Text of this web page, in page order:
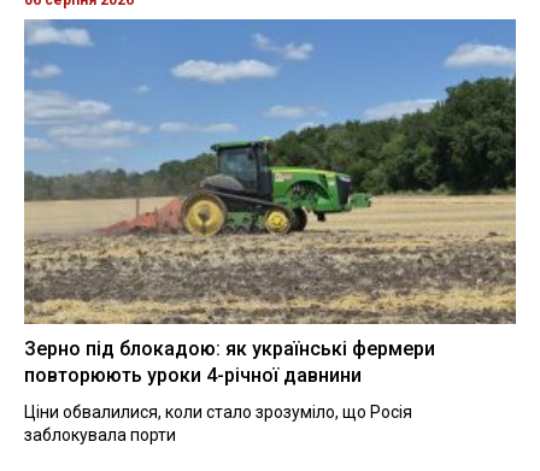
Зерно під блокадою: як українські фермери
повторюють уроки 4-річної давнини
Ціни обвалилися, коли стало зрозуміло, що Росія
заблокувала порти